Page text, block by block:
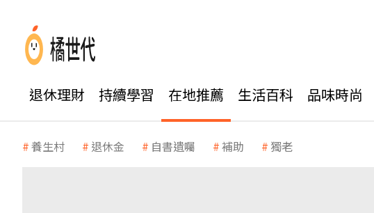
退休理財 持續學習 在地推薦 生活百科 品味時尚
養生村 退休金 自書遺囑 補助 獨老